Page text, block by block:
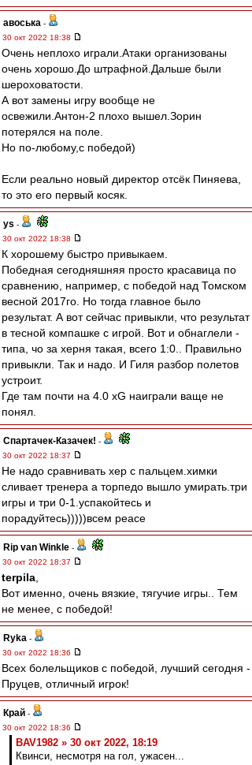
авоська -
30 окт 2022 18:38
Очень неплохо играли.Атаки организованы
очень хорошо.До штрафной.Дальше были
шероховатости.
А вот замены игру вообще не
освежили.Антон-2 плохо вышел.Зорин
потерялся на поле.
Но по-любому,c победой)
Если реально новый директор отсёк Пиняева,
то это его первый косяк.
ys -
30 окт 2022 18:38
К хорошему быстро привыкаем.
Победная сегодняшняя просто красавица по
сравнению, например, с победой над Томском
весной 2017го. Но тогда главное было
результат. А вот сейчас привыкли, что результат
в тесной компашке с игрой. Вот и обнаглели -
типа, чо за херня такая, всего 1:0.. Правильно
привыкли. Так и надо. И Гиля разбор полетов
устроит.
Где там почти на 4.0 xG наиграли ваще не
понял.
Спартачек-Казачек! -
30 окт 2022 18:37
Не надо сравнивать хер с пальцем.химки
сливает тренера а торпедо вышло умирать.три
игры и три 0-1.успакойтесь и
порадуйтесь)))))всем peace
Rip van Winkle -
30 окт 2022 18:37
terpila
Вот именно, очень вязкие, тягучие игры.. Тем
не менее, с победой!
Ryka -
30 окт 2022 18:36
Всех болельщиков с победой, лучший сегодня -
Пруцев, отличный игрок!
Край -
30 окт 2022 18:36
BAV1982 » 30 окт 2022, 18:19
Квинси, несмотря на гол, ужасен...